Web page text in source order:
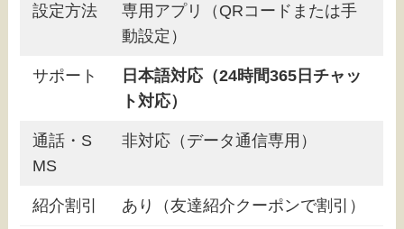
設定方法
専用アプリ（QRコードまたは手
動設定）
サポート
日本語対応（24時間365日チャッ
ト対応）
通話・S
MS
非対応（データ通信専用）
紹介割引 あり（友達紹介クーポンで割引）